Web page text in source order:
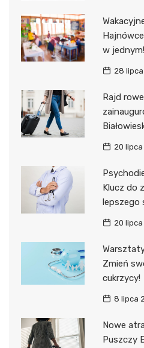
w jednym!
28
Rajd
20
Klucz do
lepszego
20
Zmień
cukrzycy!
8 lipca
Nowe
Puszczy